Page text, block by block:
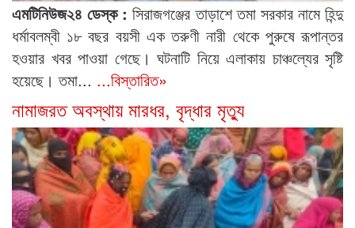
এমটিনিউজ২৪ ডেস্ক : সিরাজগঞ্জের তাড়াশে তমা সরকার নামে হিন্দু
ধর্মাবলম্বী ১৮ বছর বয়সী এক তরুণী নারী থেকে পুরুষে রূপান্তর
হওয়ার খবর পাওয়া গেছে। ঘটনাটি নিয়ে এলাকায় চাঞ্চল্যের সৃষ্টি
হয়েছে। তমা... ...বিস্তারিত»
নামাজরত অবস্থায় মারধর, বৃদ্ধার মৃত্যু